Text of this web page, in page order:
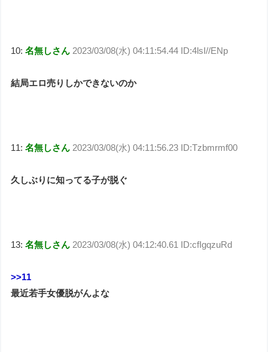
10:名無しさん 2023/03/08(水) 04:11:54.44 ID:4lsI//ENp
結局エロ売りしかできないのか
11:名無しさん 2023/03/08(水) 04:11:56.23 ID:Tzbmrmf00
久しぶりに知ってる子が脱ぐ
13:名無しさん 2023/03/08(水) 04:12:40.61 ID:cfIgqzuRd
>>11
最近若手女優脱がんよな